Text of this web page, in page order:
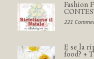
Fashion
221
E se la
food? +